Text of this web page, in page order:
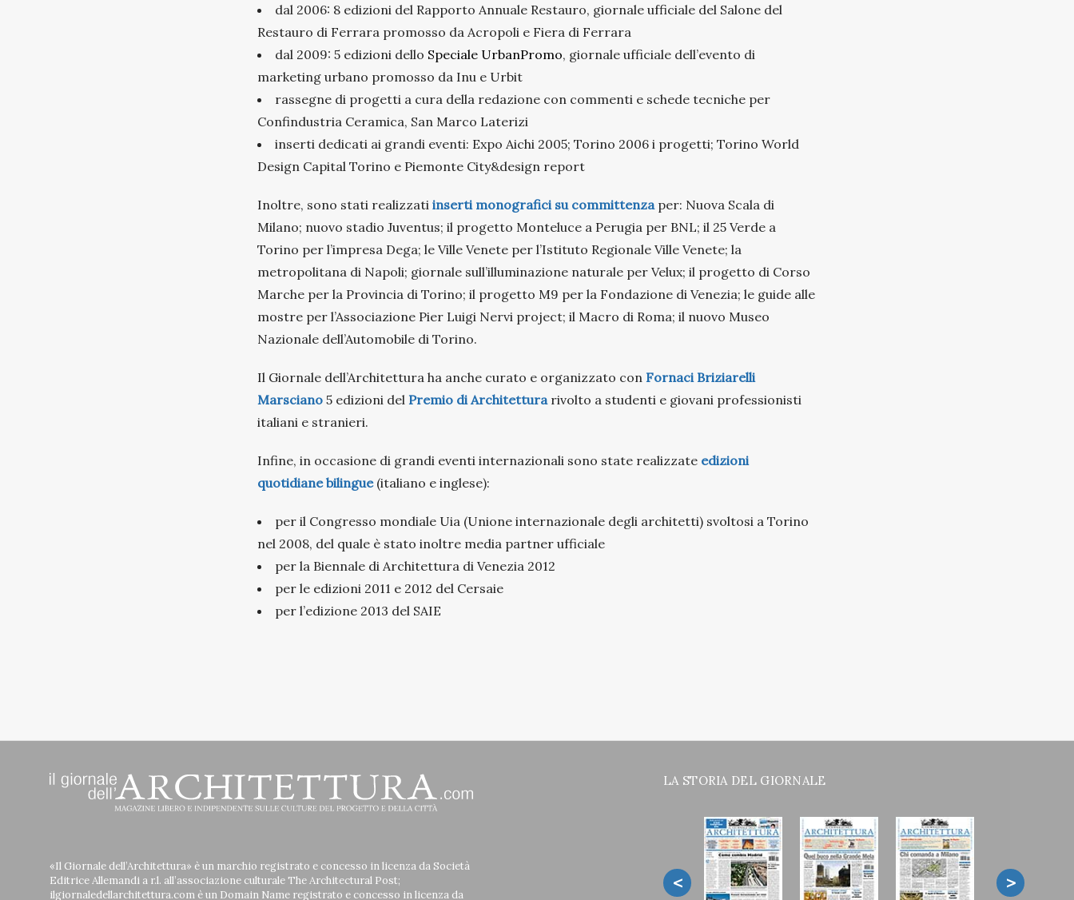
dal 2006: 8 edizioni del Rapporto Annuale Restauro, giornale ufficiale del Salone del
Restauro di Ferrara promosso da Acropoli e Fiera di Ferrara
dal 2009: 5 edizioni dello Speciale UrbanPromo, giornale ufficiale dell’evento di
marketing urbano promosso da Inu e Urbit
rassegne di progetti a cura della redazione con commenti e schede tecniche per
Confindustria Ceramica, San Marco Laterizi
inserti dedicati ai grandi eventi: Expo Aichi 2005; Torino 2006 i progetti; Torino World
Design Capital Torino e Piemonte City&design report
Inoltre, sono stati realizzati inserti monografici su committenza per: Nuova Scala di
Milano; nuovo stadio Juventus; il progetto Monteluce a Perugia per BNL; il 25 Verde a
Torino per l’impresa Dega; le Ville Venete per l’Istituto Regionale Ville Venete; la
metropolitana di Napoli; giornale sull’illuminazione naturale per Velux; il progetto di Corso
Marche per la Provincia di Torino; il progetto M9 per la Fondazione di Venezia; le guide alle
mostre per l’Associazione Pier Luigi Nervi project; il Macro di Roma; il nuovo Museo
Nazionale dell’Automobile di Torino.
Il Giornale dell’Architettura ha anche curato e organizzato con Fornaci Briziarelli
Marsciano 5 edizioni del Premio di Architettura rivolto a studenti e giovani professionisti
italiani e stranieri.
Infine, in occasione di grandi eventi internazionali sono state realizzate edizioni
quotidiane bilingue(italiano e inglese):
per il Congresso mondiale Uia (Unione internazionale degli architetti) svoltosi a Torino
nel 2008, del quale è stato inoltre media partner ufficiale
per la Biennale di Architettura di Venezia 2012
per le edizioni 2011 e 2012 del Cersaie
per l’edizione 2013 del SAIE
«Il Giornale dell’Architettura» è un marchio registrato e concesso in licenza da Società
Editrice Allemandi a r.l. all’associazione culturale The Architectural Post;
ilgiornaledellarchitettura.com è un Domain Name registrato e concesso in licenza da
LA STORIA DEL GIORNALE
< >